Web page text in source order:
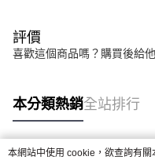
評價
喜歡這個商品嗎？購買後給
本分類熱銷全站排行
本網站中使用 cookie，欲查詢有